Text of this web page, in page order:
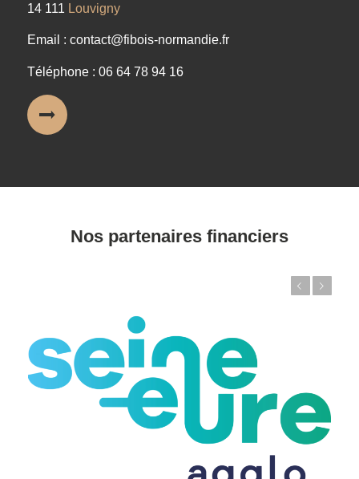
14 111 Louvigny
Email : contact@fibois-normandie.fr
Téléphone : 06 64 78 94 16
Nos partenaires financiers